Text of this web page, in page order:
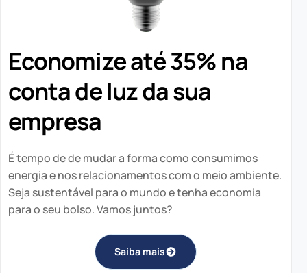
Economize até 35% na
conta de luz da sua
empresa
É tempo de de mudar a forma como consumimos
energia e nos relacionamentos com o meio ambiente.
Seja sustentável para o mundo e tenha economia
para o seu bolso. Vamos juntos?
Saiba mais